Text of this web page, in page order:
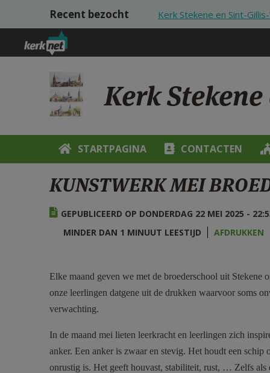
Overslaan en naar de inhoud gaan
Recent bezocht Kerk Stekene en Sint-
Kerk
STARTPAGINA CONTACTEN
KUNSTWERK MEI
GEPUBLICEERD OP DONDERDAG 22 MEI 2025 -
MINDER DAN 1 MINUUT LEESTIJD
AFDRUKKEN
Elke maand geven we met de broederschool uit Stekene
onze leerlingen datgene uit de drukken waarvoor soms
verwachting.
anker van hoop-1.jpg
In de maand mei lieten leerkracht en leerlingen zich
anker. Een anker is zwaar en stevig. Het houdt een schip
onrustig is. Het geeft houvast, stabiliteit, rust, … Zelfs als